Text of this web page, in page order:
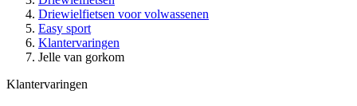
Driewielfietsen voor volwassenen
Easy sport
Klantervaringen
Jelle van gorkom
Klantervaringen